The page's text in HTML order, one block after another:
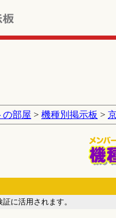
の部屋 > 機種別掲示板 >
に活用されます。